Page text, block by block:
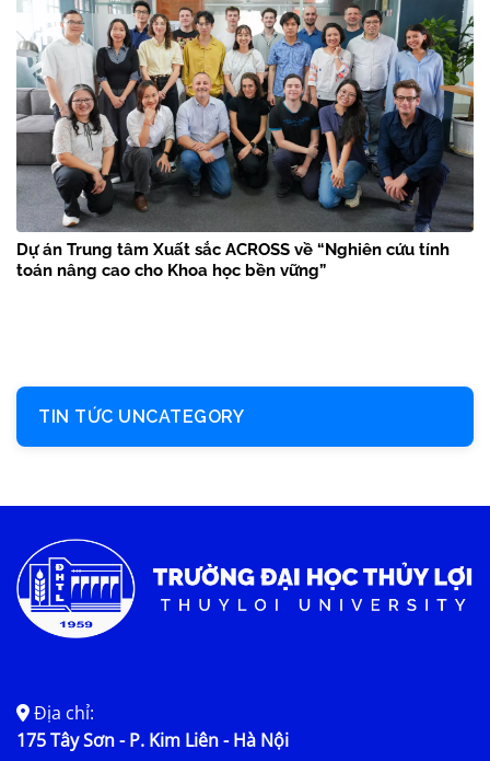
Dự án Trung tâm Xuất sắc ACROSS về “Nghiên cứu tính
toán nâng cao cho Khoa học bền vững”
TIN TỨC UNCATEGORY
Địa chỉ:
175 Tây Sơn - P. Kim Liên - Hà Nội